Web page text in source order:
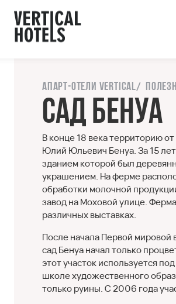
Апарт-отели Vertical
Сад Бенуа
В конце 18 века территорию
Юлий Юльевич Бенуа. За 15
зданием которой был
украшением. На ферме
обработки молочной
завод на Моховой улице.
различных выставках.
После начала Первой
сад Бенуа начал только
этот участок используется
школе художественного
только руины. С 2006 года
с сайтом.